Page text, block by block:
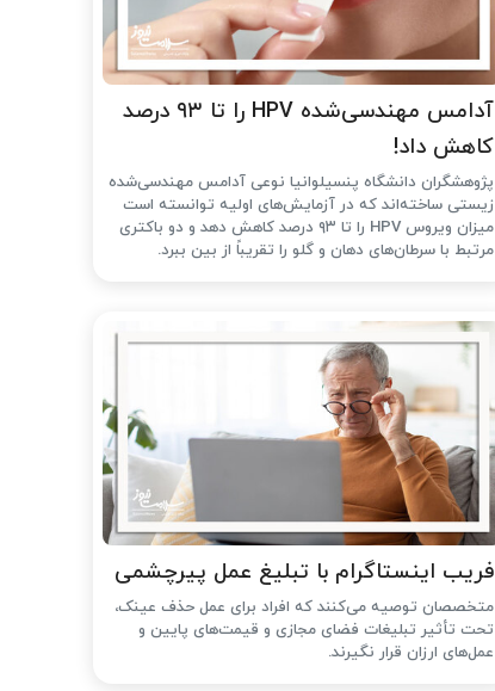
آدامس مهندسی‌شده‌ HPV را تا ۹۳ درصد
کاهش داد!
پژوهشگران دانشگاه پنسیلوانیا نوعی آدامس مهندسی‌شده
زیستی ساخته‌اند که در آزمایش‌های اولیه توانسته است
میزان ویروس HPV را تا ۹۳ درصد کاهش دهد و دو باکتری
مرتبط با سرطان‌های دهان و گلو را تقریباً از بین ببرد.
فریب اینستاگرام با تبلیغ عمل پیرچشمی
متخصصان توصیه می‌کنند که افراد برای عمل حذف عینک،
تحت تأثیر تبلیغات فضای مجازی و قیمت‌های پایین و
عمل‌های ارزان قرار نگیرند.